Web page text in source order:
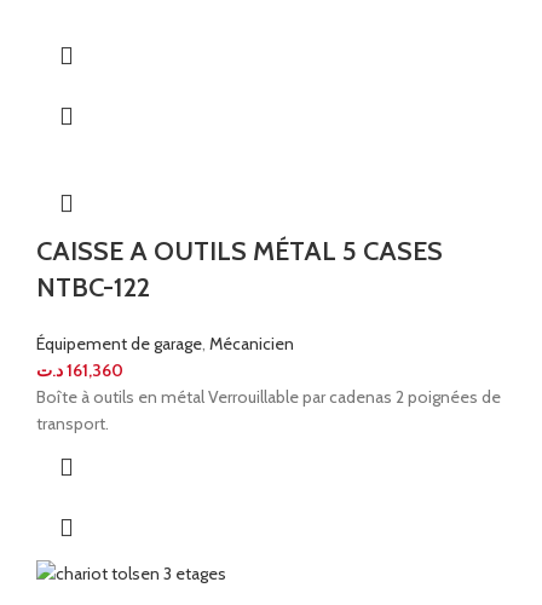
CAISSE A OUTILS MÉTAL 5 CASES
NTBC-122
Équipement de garage, Mécanicien
161,360د.ت
Boîte à outils en métal Verrouillable par cadenas 2 poignées de
transport.